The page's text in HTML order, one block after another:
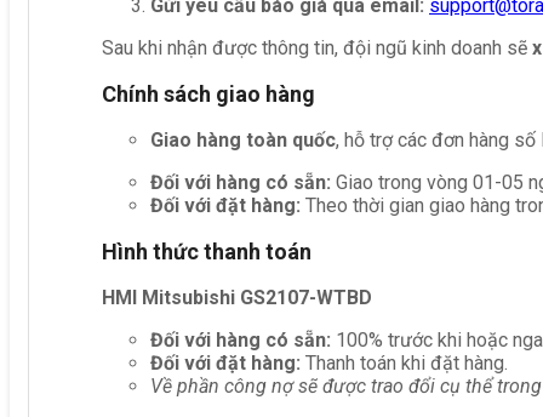
Gửi yêu cầu báo giá qua email:
Sau khi nhận được thông tin, đội ngũ kinh doanh sẽ
Chính sách giao hàng
Giao hàng toàn quốc, hỗ trợ các đơn hàng số
Đối với hàng có sẵn: Giao trong vòng 01-05
Đối với đặt hàng: Theo thời gian giao hàng
Hình thức thanh toán
HMI Mitsubishi GS2107-WTBD
Đối với hàng có sẵn: 100% trước khi hoặc
Đối với đặt hàng: Thanh toán khi đặt hàng.
Về phần công nợ sẽ được trao đổi cụ thể